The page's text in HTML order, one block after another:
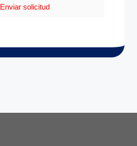
Enviar solicitud